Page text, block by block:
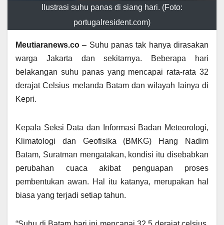
Ilustrasi suhu panas di siang hari. (Foto:
portugalresident.com)
Meutiaranews.co – Suhu panas tak hanya dirasakan
warga Jakarta dan sekitarnya. Beberapa hari
belakangan suhu panas yang mencapai rata-rata 32
derajat Celsius melanda Batam dan wilayah lainya di
Kepri.
Kepala Seksi Data dan Informasi Badan Meteorologi,
Klimatologi dan Geofisika (BMKG) Hang Nadim
Batam, Suratman mengatakan, kondisi itu disebabkan
perubahan cuaca akibat penguapan proses
pembentukan awan. Hal itu katanya, merupakan hal
biasa yang terjadi setiap tahun.